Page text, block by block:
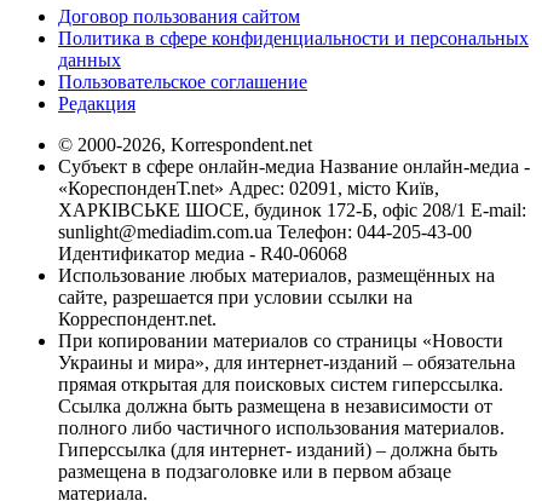
Договор пользования сайтом
Политика в сфере конфиденциальности и персональных
данных
Пользовательское соглашение
Редакция
© 2000-2026, Korrespondent.net
Субъект в сфере онлайн-медиа Название онлайн-медиа -
«КореспонденТ.net» Адрес: 02091, місто Київ,
ХАРКІВСЬКЕ ШОСЕ, будинок 172-Б, офіс 208/1 E-mail:
sunlight@mediadim.com.ua Телефон: 044-205-43-00
Идентификатор медиа - R40-06068
Использование любых материалов, размещённых на
сайте, разрешается при условии ссылки на
Корреспондент.net.
При копировании материалов со страницы «Новости
Украины и мира», для интернет-изданий – обязательна
прямая открытая для поисковых систем гиперссылка.
Ссылка должна быть размещена в независимости от
полного либо частичного использования материалов.
Гиперссылка (для интернет- изданий) – должна быть
размещена в подзаголовке или в первом абзаце
материала.